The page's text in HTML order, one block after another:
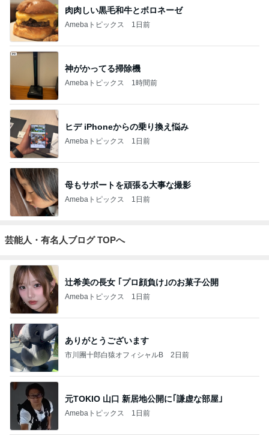
肉肉しい黒毛和牛とボロネーゼ
Amebaトピックス 1日前
神がかってる掃除機
Amebaトピックス 1時間前
ヒデ iPhoneからの乗り換え悩み
Amebaトピックス 1日前
母もサポートを頑張る大事な撮影
Amebaトピックス 1日前
芸能人・有名人ブログ TOPへ
辻希美の長女 ｢プロ顔負け｣のお菓子公開
Amebaトピックス 1日前
ありがとうございます
市川團十郎白猿オフィシャルB 2日前
元TOKIO 山口 新居地公開に｢謙虚な部屋｣
Amebaトピックス 1日前